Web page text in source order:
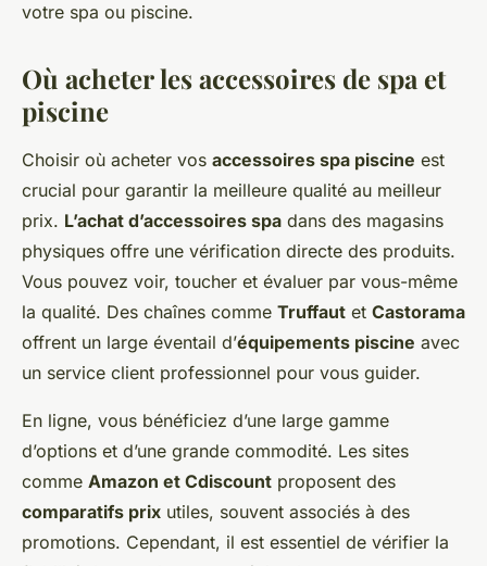
votre spa ou piscine.
Où acheter les accessoires de spa et
piscine
Choisir où acheter vos accessoires spa piscine est
crucial pour garantir la meilleure qualité au meilleur
prix. L’achat d’accessoires spa dans des magasins
physiques offre une vérification directe des produits.
Vous pouvez voir, toucher et évaluer par vous-même
la qualité. Des chaînes comme Truffaut et Castorama
offrent un large éventail d’équipements piscine avec
un service client professionnel pour vous guider.
En ligne, vous bénéficiez d’une large gamme
d’options et d’une grande commodité. Les sites
comme Amazon et Cdiscount proposent des
comparatifs prix utiles, souvent associés à des
promotions. Cependant, il est essentiel de vérifier la